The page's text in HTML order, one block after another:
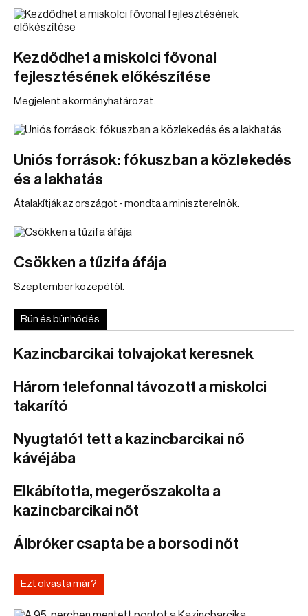
Kezdődhet a miskolci fővonal
fejlesztésének előkészítése
Megjelent a kormányhatározat.
Uniós források: fókuszban a közlekedés
és a lakhatás
Átalakítják az országot - mondta a miniszterelnök.
Csökken a tűzifa áfája
Szeptember közepétől.
Bűn és bűnhődés
Kazincbarcikai tolvajokat keresnek
Három telefonnal távozott a miskolci
takarító
Nyugtatót tett a kazincbarcikai nő
kávéjába
Elkábította, megerőszakolta a
kazincbarcikai nőt
Álbróker csapta be a borsodi nőt
Ezt olvasta már?